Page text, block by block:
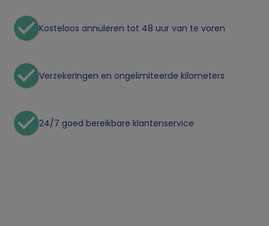
Kosteloos annuleren tot 48 uur van te voren
Verzekeringen en ongelimiteerde kilometers
24/7 goed bereikbare klantenservice